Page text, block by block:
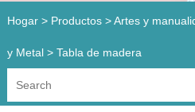
Hogar > Productos>Artes y
y Metal> Tabla de madera